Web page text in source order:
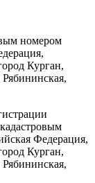
номером
Курган,
Федерация,
Курган,